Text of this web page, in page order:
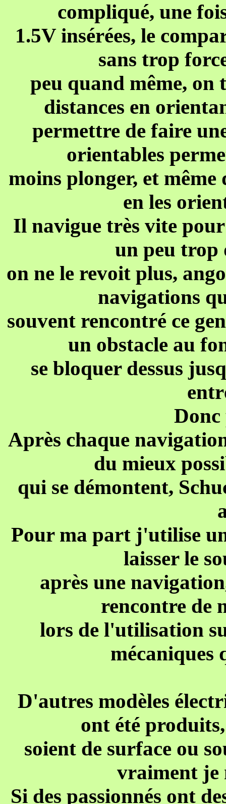
compliqué, une
1.5V insérées, le
sans trop
peu quand même, on
distances en
permettre de faire
orientables
moins plonger, et
en les
Il navigue très vite
un peu trop
on ne le revoit plus,
navigations
souvent rencontré ce
un obstacle au
se bloquer dessus
Donc
Après chaque
du mieux
qui se démontent,
Pour ma part j'utilise
laisser le
après une
rencontre de
lors de l'utilisation
mécaniques
D'autres modèles
ont été
soient de surface ou
vraiment je
Si des passionnés ont